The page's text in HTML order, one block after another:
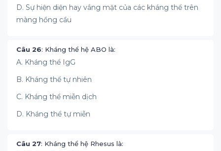
D. Sự hiện diện hay vắng mặt của các kháng thể trên
màng hồng cầu
Câu 26: Kháng thể hệ ABO là:
A. Kháng thể IgG
B. Kháng thể tự nhiên
C. Kháng thể miễn dịch
D. Kháng thể tự miễn
Câu 27: Kháng thể hệ Rhesus là: